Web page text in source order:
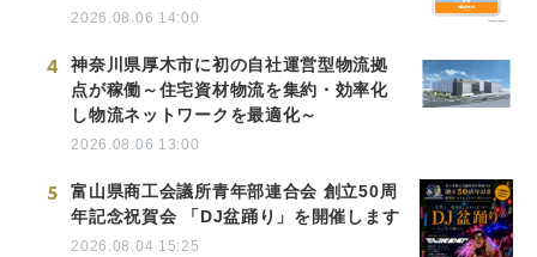
2026.08.06 14:00
4
神奈川県厚木市に初の自社運営型物流拠
点が稼働～住宅資材物流を集約・効率化
し物流ネットワークを最適化～
2026.08.06 13:00
5
富山県商工会議所青年部連合会 創立50周
年記念祝賀会 「DJ盆踊り」を開催します
2026.08.04 15:25